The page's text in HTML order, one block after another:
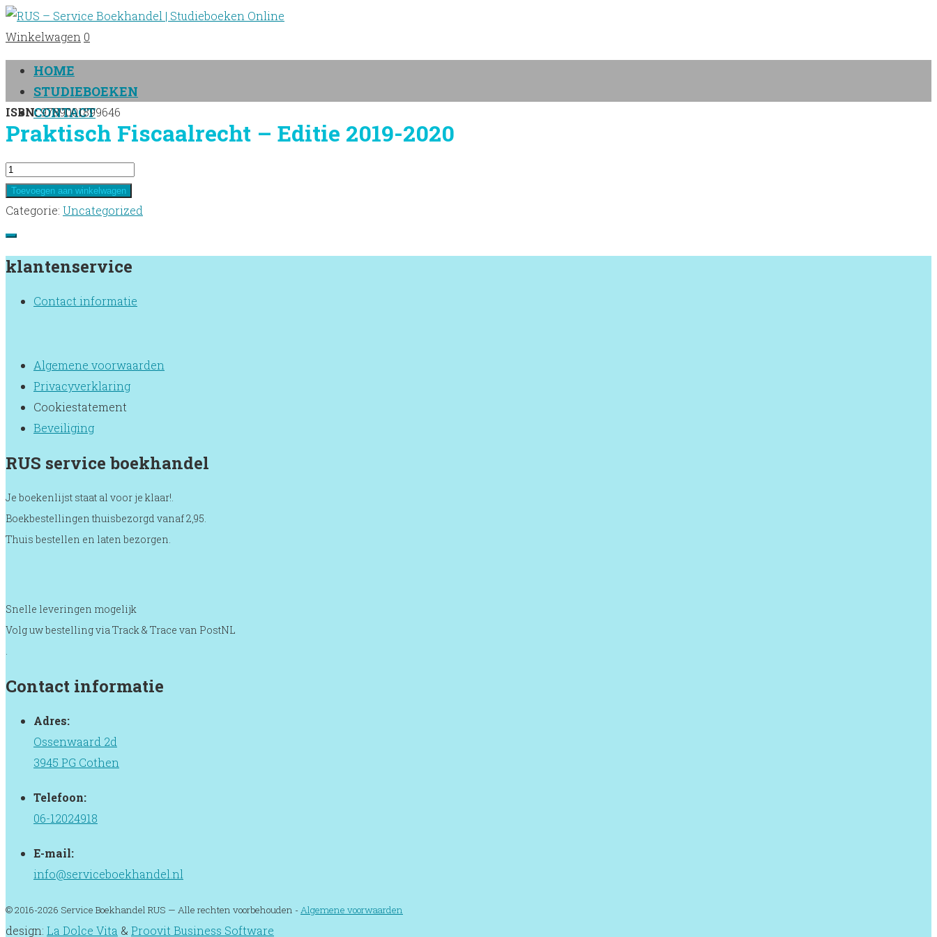
Winkelwagen 0
HOME
STUDIEBOEKEN
CONTACT
ISBN:9789001899646
Praktisch Fiscaalrecht – Editie 2019-2020
Praktisch
Fiscaalrecht
-
Editie
2020
aantal
Toevoegen aan winkelwagen
Categorie: Uncategorized
klantenservice
Contact informatie
Algemene voorwaarden
Privacyverklaring
Cookiestatement
Beveiliging
RUS service boekhandel
Je boekenlijst staat al voor je klaar!.
Boekbestellingen thuisbezorgd vanaf 2,95.
Thuis bestellen en laten bezorgen.
Snelle leveringen mogelijk
Volg uw bestelling via Track & Trace van PostNL
.
Contact informatie
Adres:
Ossenwaard 2d
3945 PG Cothen
Telefoon:
06-12024918
E-mail:
info@serviceboekhandel.nl
© 2016-2026 Service Boekhandel RUS — Alle rechten voorbehouden - Algemene voorwaarden
design: La Dolce Vita & Proovit Business Software